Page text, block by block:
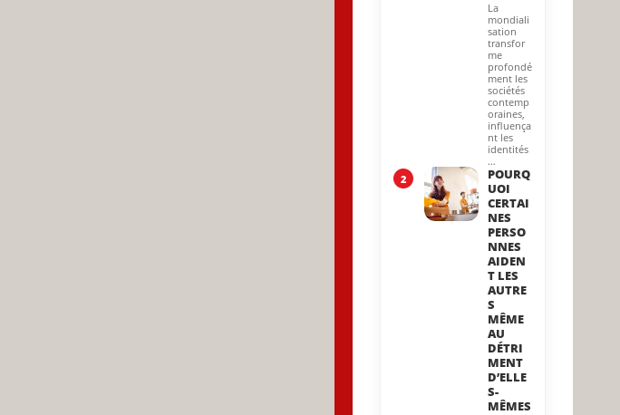
La
mondiali
sation
transfor
me
profondé
ment les
sociétés
contemp
oraines,
influença
nt les
identités
…
2
POURQ
UOI
CERTAI
NES
PERSO
NNES
AIDEN
T LES
AUTRE
S
MÊME
AU
DÉTRI
MENT
D’ELLE
S-
MÊMES